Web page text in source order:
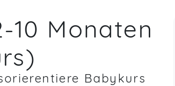
10 Monaten
Babykurs